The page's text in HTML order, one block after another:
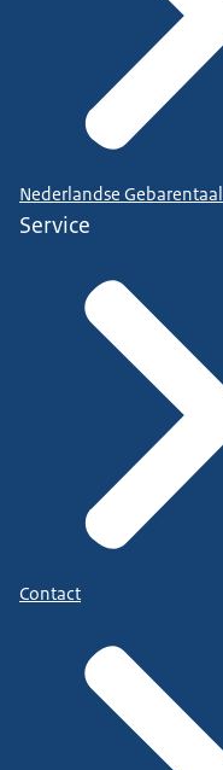
Nederlandse Gebarentaal
Service
Contact